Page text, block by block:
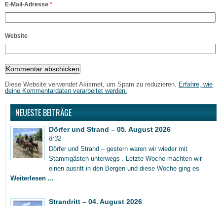
E-Mail-Adresse *
Website
Diese Website verwendet Akismet, um Spam zu reduzieren. Erfahre, wie
deine Kommentardaten verarbeitet werden.
NEUESTE BEITRÄGE
Dörfer und Strand – 05. August 2026
8:32
Dörfer und Strand – gestern waren wir wieder mit
Stammgästen unterwegs . Letzte Woche machten wir
einen ausritt in den Bergen und diese Woche ging es
Weiterlesen ...
Strandritt – 04. August 2026